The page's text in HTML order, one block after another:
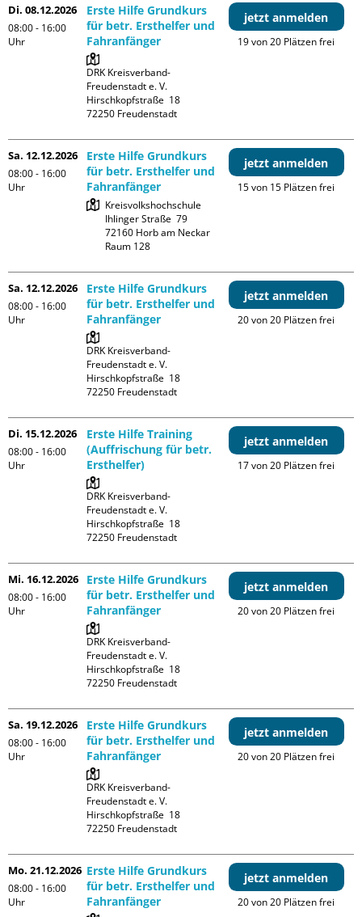
Di. 08.12.2026
08:00 - 16:00
Uhr
Erste Hilfe Grundkurs
für betr. Ersthelfer und
Fahranfänger
DRK Kreisverband-
Freudenstadt e. V.
Hirschkopfstraße  18
jetzt anmelden
19 von 20 Plätzen frei
Sa. 12.12.2026
08:00 - 16:00
Uhr
Erste Hilfe Grundkurs
für betr. Ersthelfer und
Fahranfänger
Kreisvolkshochschule
Ihlinger Straße  79
72160 Horb am Neckar
Raum 128
jetzt anmelden
15 von 15 Plätzen frei
Sa. 12.12.2026
08:00 - 16:00
Uhr
Erste Hilfe Grundkurs
für betr. Ersthelfer und
Fahranfänger
DRK Kreisverband-
Freudenstadt e. V.
Hirschkopfstraße  18
jetzt anmelden
20 von 20 Plätzen frei
Di. 15.12.2026
08:00 - 16:00
Uhr
Erste Hilfe Training
(Auffrischung für betr.
Ersthelfer)
DRK Kreisverband-
Freudenstadt e. V.
Hirschkopfstraße  18
jetzt anmelden
17 von 20 Plätzen frei
Mi. 16.12.2026
08:00 - 16:00
Uhr
Erste Hilfe Grundkurs
für betr. Ersthelfer und
Fahranfänger
DRK Kreisverband-
Freudenstadt e. V.
Hirschkopfstraße  18
jetzt anmelden
20 von 20 Plätzen frei
Sa. 19.12.2026
08:00 - 16:00
Uhr
Erste Hilfe Grundkurs
für betr. Ersthelfer und
Fahranfänger
DRK Kreisverband-
Freudenstadt e. V.
Hirschkopfstraße  18
jetzt anmelden
20 von 20 Plätzen frei
Mo. 21.12.2026
08:00 - 16:00
Uhr
Erste Hilfe Grundkurs
für betr. Ersthelfer und
Fahranfänger
jetzt anmelden
20 von 20 Plätzen frei